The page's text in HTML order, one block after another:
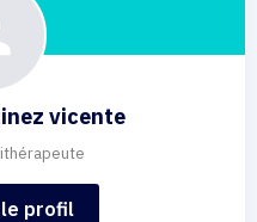
vicente
profil